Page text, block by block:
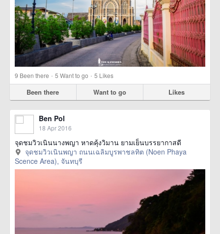
9 Been there · 5 Want to go · 5 Likes
Been there Want to go Likes
Ben Pol
18 Apr 2016
จุดชมวิวเนินนางพญา หาดคุ้งวิมาน ยามเย็นบรรยากาสดี
จุดชมวิวเนินพญา ถนนเฉลิมบูรพาชลทิต (Noen Phaya
Scence Area), จันทบุรี